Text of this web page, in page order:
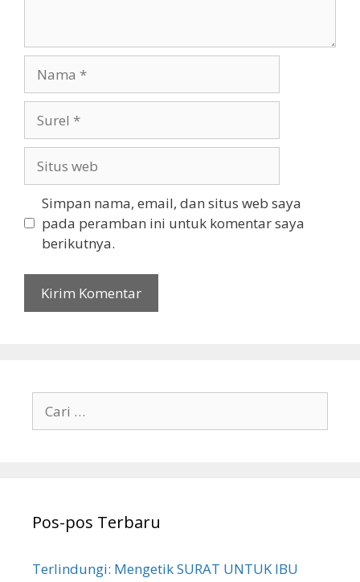
web
Simpan nama, email, dan situs web saya
pada peramban ini untuk komentar saya
berikutnya.
untuk:
Pos-pos Terbaru
Terlindungi: Mengetik SURAT UNTUK IBU